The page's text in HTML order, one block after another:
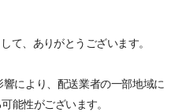
て、ありがとうございます。
により、配送業者の一部地域に
能性がございます。